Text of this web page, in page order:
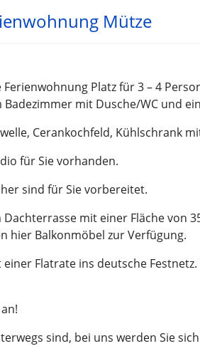
Mütze
Platz für 3 – 4
mit Dusche/WC und
Cerankochfeld, Kühlschrank
für Sie vorhanden.
sind für Sie vorbereitet.
mit einer Fläche von
hier Balkonmöbel zur Verfügung.
Flatrate ins deutsche
sind, bei uns werden Sie